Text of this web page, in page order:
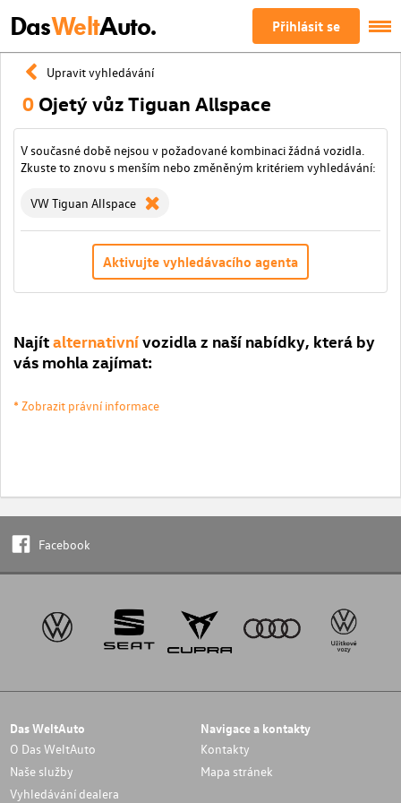
DasWeltAuto. Přihlásit se
Upravit vyhledávání
0 Ojetý vůz Tiguan Allspace
V současné době nejsou v požadované kombinaci žádná vozidla.
Zkuste to znovu s menším nebo změněným kritériem vyhledávání:
VW Tiguan Allspace
Aktivujte vyhledávacího agenta
Najítalternativnívozidla z naší nabídky, která by
vás mohla zajímat:
* Zobrazit právní informace
Facebook
Das WeltAuto
O Das WeltAuto
Naše služby
Vyhledávání dealera
Navigace a kontakty
Kontakty
Mapa stránek